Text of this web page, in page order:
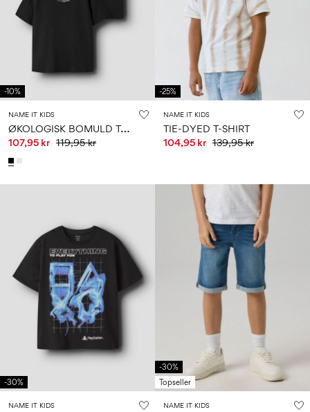
-10%
NAME IT KIDS
Ø
KOLOGISK BOMULD T-SHIRT
107,95 kr 119,95 kr
-25%
NAME IT KIDS
TIE-DYED T-SHIRT
104,95 kr 139,95 kr
-30%
NAME IT KIDS
-30%
Topseller
NAME IT KIDS